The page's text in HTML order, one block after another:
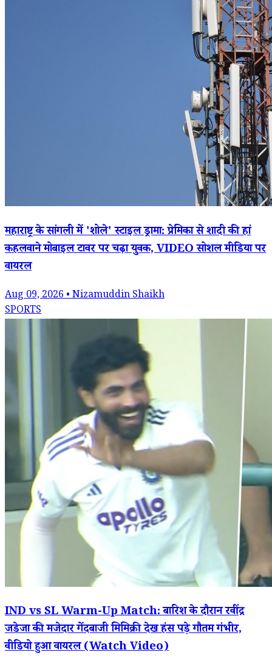
महाराष्ट्र के सांगली में 'शोले' स्टाइल ड्रामा: प्रेमिका से शादी की हां
कहलवाने मोबाइल टावर पर चढ़ा युवक, VIDEO सोशल मीडिया पर
वायरल
Aug 09, 2026 • Nizamuddin Shaikh
SPORTS
IND vs SL Warm-Up Match: बारिश के दौरान रवींद्र
जडेजा की मजेदार गेंदबाजी मिमिक्री देख हंस पड़े गौतम गंभीर,
वीडियो हुआ वायरल (Watch Video)